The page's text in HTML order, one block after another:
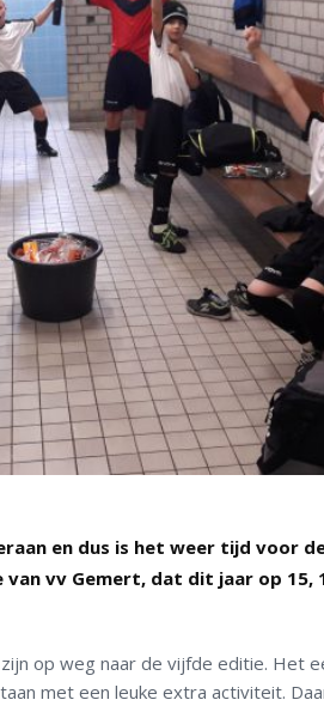
en dus is het weer tijd voor
vv Gemert, dat dit jaar op 15,
op weg naar de vijfde editie. Het
met een leuke extra activiteit.